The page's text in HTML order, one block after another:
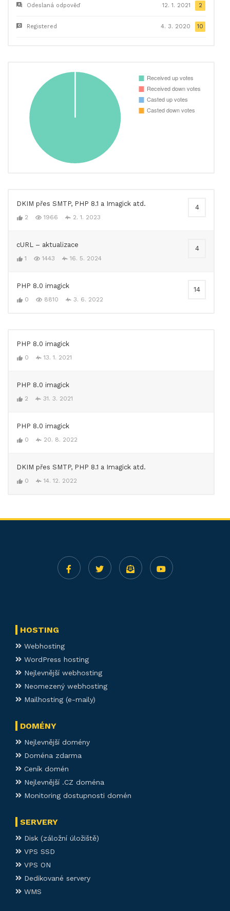
Odeslaná odpověď 12. 1. 2021 2
Registered 4. 3. 2020 10
4
DKIM přes SMTP, PHP 8.1 a Imagick atd.
2 1966 2. 1. 2023
4
cURL – aktualizace
1 1443 16. 5. 2024
14
PHP 8.0 imagick
0 8810 3. 6. 2022
PHP 8.0 imagick
0 13. 1. 2021
PHP 8.0 imagick
2 31. 3. 2021
PHP 8.0 imagick
0 20. 8. 2022
DKIM přes SMTP, PHP 8.1 a Imagick atd.
0 14. 12. 2022
HOSTING
Webhosting
WordPress hosting
Nejlevnější webhosting
Neomezený webhosting
Mailhosting (e-maily)
DOMÉNY
Nejlevnější domény
Doména zdarma
Ceník domén
Nejlevnější .CZ doména
Monitoring dostupnosti domén
SERVERY
Disk (záložní úložiště)
VPS SSD
VPS ON
Dedikované servery
WMS